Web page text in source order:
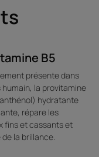
Huiles essentielles,
vitalité. Plus
gel transparente et
d'Huiles
parfum frais et
et de Thym.
B5
présente dans
humain, la provitamine
hydratante
répare les
fins et cassants et
la brillance.